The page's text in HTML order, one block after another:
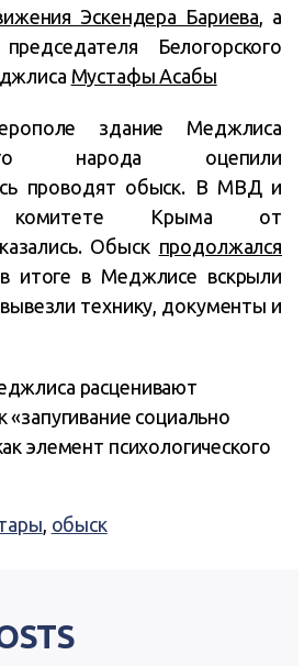
Эскендера Бариева , а
Белогорского
Мустафы Асабы
здание Меджлиса
народа оцепили
проводят обыск. В МВД и
комитете Крыма от
Обыск продолжался
итоге в Меджлисе вскрыли
технику, документы и
расценивают
социально
элемент психологического
обыск